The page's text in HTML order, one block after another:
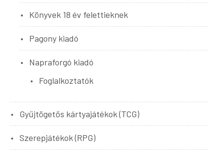
Könyvek 18 év felettieknek
Pagony kiadó
Napraforgó kiadó
Foglalkoztatók
Gyűjtögetős kártyajátékok (TCG)
Szerepjátékok (RPG)